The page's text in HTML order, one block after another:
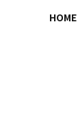
HOME